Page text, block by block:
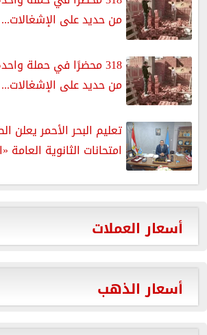
من حديد على الإشغالات...
318 محضرًا في حملة
من حديد على الإشغالات...
تعليم البحر الأحمر يعلن
امتحانات الثانوية العامة
أسعار العملات
أسعار الذهب